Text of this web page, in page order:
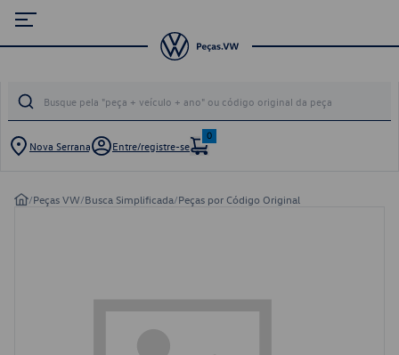
Nova Serrana Entre/registre-se
0
/Peças VW/Busca Simplificada/Peças por Código Original